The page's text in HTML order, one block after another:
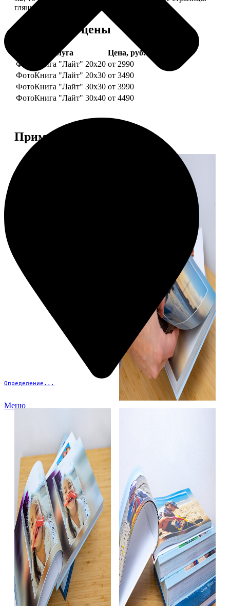
Определение...
Меню
глянцевого журнала.
Форматы и цены
Услуга
Цена, руб.
ФотоКнига "Лайт" 20x20 от 2990
ФотоКнига "Лайт" 20x30 от 3490
ФотоКнига "Лайт" 30x30 от 3990
ФотоКнига "Лайт" 30x40 от 4490
Примеры работ